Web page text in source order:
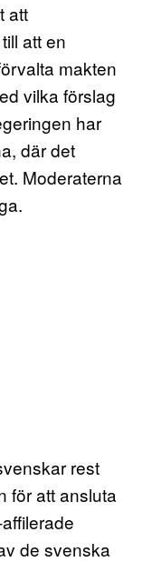
att
att en
makten
vilka förslag
har
där det
Moderaterna
rest
för att ansluta
de svenska